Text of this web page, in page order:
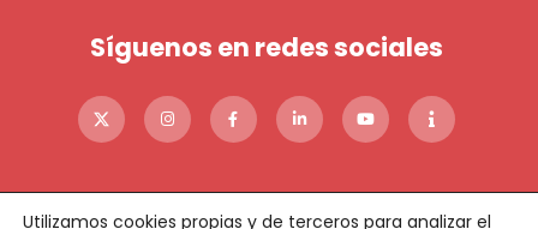
Síguenos en redes sociales
Utilizamos cookies propias y de terceros para analizar el